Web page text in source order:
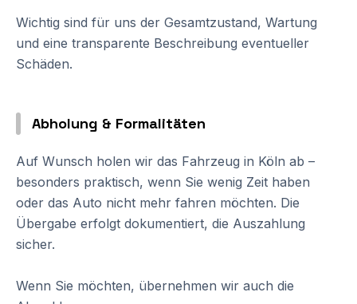
Wichtig sind für uns der Gesamtzustand, Wartung
und eine transparente Beschreibung eventueller
Schäden.
Abholung & Formalitäten
Auf Wunsch holen wir das Fahrzeug in Köln ab –
besonders praktisch, wenn Sie wenig Zeit haben
oder das Auto nicht mehr fahren möchten. Die
Übergabe erfolgt dokumentiert, die Auszahlung
sicher.
Wenn Sie möchten, übernehmen wir auch die